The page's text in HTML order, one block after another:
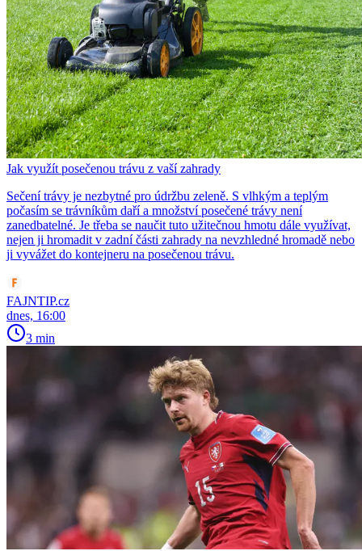
Jak využít posečenou trávu z vaší zahrady
Sečení trávy je nezbytné pro údržbu zeleně. S vlhkým a teplým
počasím se trávníkům daří a množství posečené trávy není
zanedbatelné. Je třeba se naučit tuto užitečnou hmotu dále využívat,
nejen ji hromadit v zadní části zahrady na nevzhledné hromadě nebo
ji vyvážet do kontejneru na posečenou trávu.
FAJNTIP.cz
dnes, 16:00
3 min